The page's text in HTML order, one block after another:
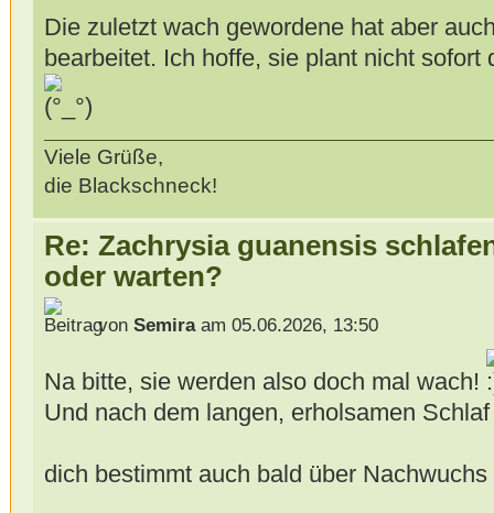
Die zuletzt wach gewordene hat aber
bearbeitet. Ich hoffe, sie plant nicht sofort
Viele Grüße,
die Blackschneck!
Re: Zachrysia guanensis
oder warten?
von Semiraam 05.06.2026, 13:50
Na bitte, sie werden also doch mal wach!
Und nach dem langen, erholsamen
dich bestimmt auch bald über